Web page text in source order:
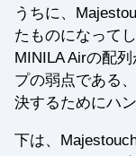
うちに、
たものになって
MINILA Airの配
プの弱点である
決するためにハ
下は、